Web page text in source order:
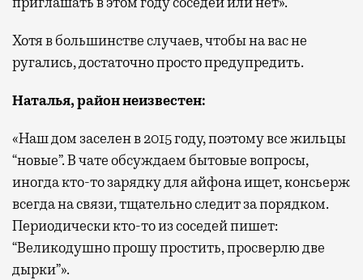
Хотя в большинстве случаев, чтобы на вас не
ругались, достаточно просто предупредить.
Наталья, район неизвестен:
«Наш дом заселен в 2015 году, поэтому все жильцы
“новые”. В чате обсуждаем бытовые вопросы,
иногда кто-то зарядку для айфона ищет, консьерж
всегда на связи, тщательно следит за порядком.
Периодически кто-то из соседей пишет:
“Великодушно прошу простить, просверлю две
дырки”».